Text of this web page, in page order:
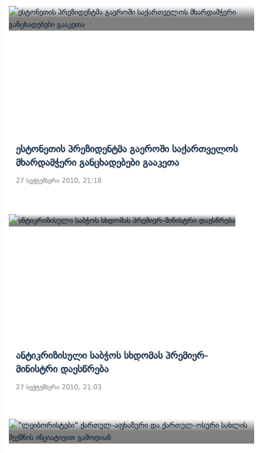
Ესტონეთის Პრეზიდენტმა Გაეროში Საქართველოს
Მხარდამჭერი Განცხადებები Გააკეთა
27 სექტემბერი 2010, 21:18
Ანტიკრიზისული Საბჭოს Სხდომას Პრემიერ-
Მინისტრი Დაესწრება
27 სექტემბერი 2010, 21:03